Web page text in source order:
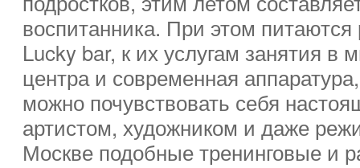
воспитанника. При этом питаются
Lucky bar, к их услугам занятия в
центра и современная
можно почувствовать себя
артистом, художником и даже
Москве подобные тренинговые и